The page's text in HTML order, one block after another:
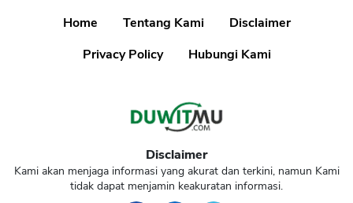
Home Tentang Kami
Disclaimer
Privacy Policy
Hubungi Kami
Disclaimer
Kami akan menjaga informasi yang akurat dan terkini, namun Kami
tidak dapat menjamin keakuratan informasi.